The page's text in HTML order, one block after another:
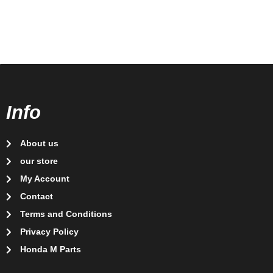
Info
About us
our store
My Account
Contact
Terms and Conditions
Privacy Policy
Honda M Parts